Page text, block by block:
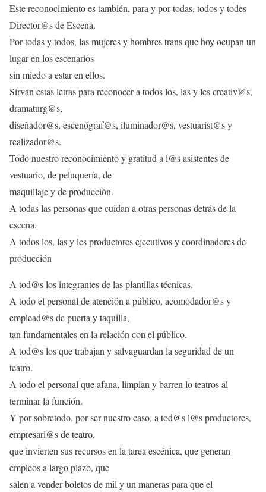
Este reconocimiento es también, para y por todas, todos y todes
Director@s de Escena.
Por todas y todos, las mujeres y hombres trans que hoy ocupan un
lugar en los escenarios
sin miedo a estar en ellos.
Sirvan estas letras para reconocer a todos los, las y les creativ@s,
dramaturg@s,
diseñador@s, escenógraf@s, iluminador@s, vestuarist@s y
realizador@s.
Todo nuestro reconocimiento y gratitud a l@s asistentes de
vestuario, de peluquería, de
maquillaje y de producción.
A todas las personas que cuidan a otras personas detrás de la
escena.
A todos los, las y les productores ejecutivos y coordinadores de
producción
A tod@s los integrantes de las plantillas técnicas.
A todo el personal de atención a público, acomodador@s y
emplead@s de puerta y taquilla,
tan fundamentales en la relación con el público.
A tod@s los que trabajan y salvaguardan la seguridad de un
teatro.
A todo el personal que afana, limpian y barren lo teatros al
terminar la función.
Y por sobretodo, por ser nuestro caso, a tod@s l@s productores,
empresari@s de teatro,
que invierten sus recursos en la tarea escénica, que generan
empleos a largo plazo, que
salen a vender boletos de mil y un maneras para que el